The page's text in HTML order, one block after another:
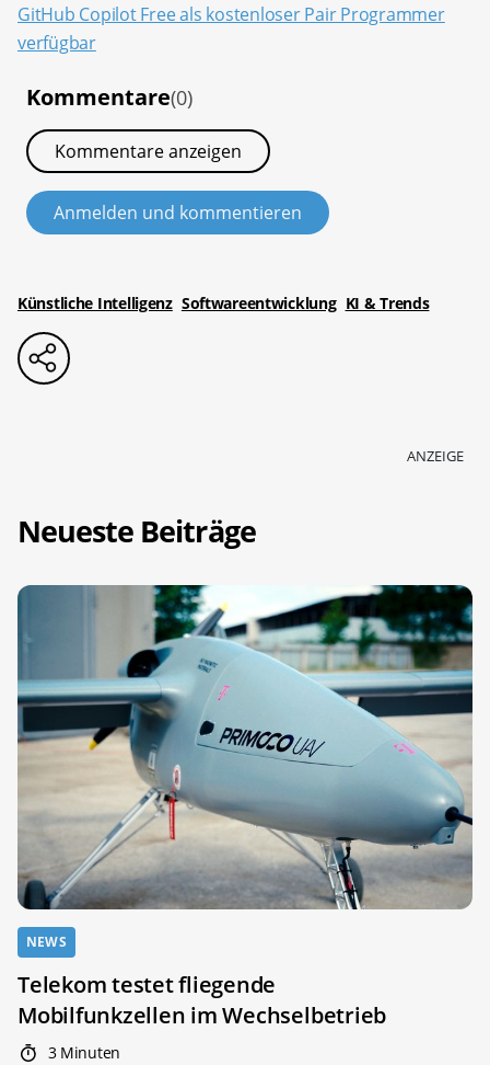
GitHub Copilot Free als kostenloser Pair Programmer
verfügbar
Kommentare(0)
Kommentare anzeigen
Anmelden und kommentieren
Künstliche Intelligenz Softwareentwicklung KI & Trends
ANZEIGE
Neueste Beiträge
NEWS
Telekom testet fliegende
Mobilfunkzellen im Wechselbetrieb
3 Minuten